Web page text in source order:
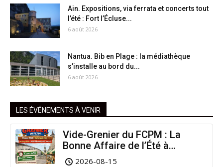
Ain. Expositions, via ferrata et concerts tout
l’été : Fort l’Écluse...
6 août 2026
Nantua. Bib en Plage : la médiathèque
s’installe au bord du...
6 août 2026
LES ÉVÉNEMENTS À VENIR
Vide-Grenier du FCPM : La
Bonne Affaire de l’Été à
Arinthod !
2026-08-15